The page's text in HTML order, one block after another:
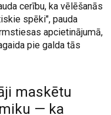
cerību, ka vēlēšanās
spēki", pauda
apcietinājumā,
pie galda tās
maskētu
— ka